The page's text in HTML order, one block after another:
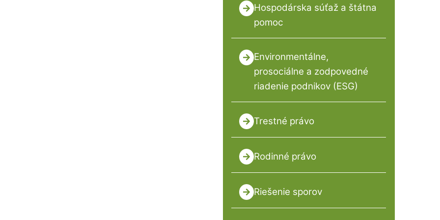
Hospodárska súťaž a štátna
pomoc
Environmentálne,
prosociálne a zodpovedné
riadenie podnikov (ESG)
Trestné právo
Rodinné právo
Riešenie sporov